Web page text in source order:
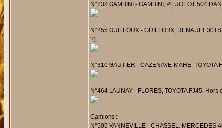
N°238 GAMBINI - GAMBINI, PEUGEOT 504
N°255 GUILLOUX - GUILLOUX, RENAULT
?).
N°310 GAUTIER - CAZENAVE-MAHE,
N°464 LAUNAY - FLORES, TOYOTA FJ45.
Camions :
N°505 VANNEVILLE - CHASSEL,